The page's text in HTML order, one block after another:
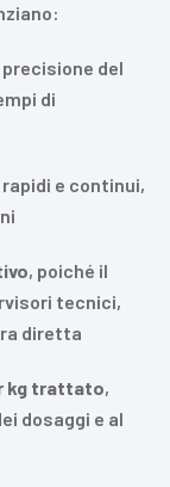
del
di
e continui,
, poiché il
tecnici,
diretta
kg trattato,
dosaggi e al